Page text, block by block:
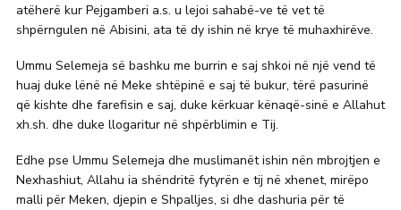
atëherë kur Pejgamberi a.s. u lejoi sahabë-ve të vet të
shpërngulen në Abisini, ata të dy ishin në krye të muhaxhirëve.
Ummu Selemeja së bashku me burrin e saj shkoi në një vend të
huaj duke lënë në Meke shtëpinë e saj të bukur, tërë pasurinë
që kishte dhe farefisin e saj, duke kërkuar kënaqë-sinë e Allahut
xh.sh. dhe duke llogaritur në shpërblimin e Tij.
Edhe pse Ummu Selemeja dhe muslimanët ishin nën mbrojtjen e
Nexhashiut, Allahu ia shëndritë fytyrën e tij në xhenet, mirëpo
malli për Meken, djepin e Shpalljes, si dhe dashuria për të